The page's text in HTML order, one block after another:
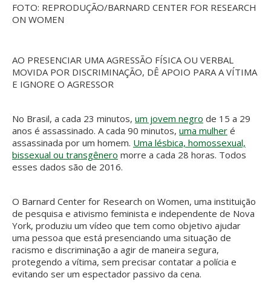
FOTO: REPRODUÇÃO/BARNARD CENTER FOR RESEARCH
ON WOMEN
AO PRESENCIAR UMA AGRESSÃO FÍSICA OU VERBAL
MOVIDA POR DISCRIMINAÇÃO, DÊ APOIO PARA A VÍTIMA
E IGNORE O AGRESSOR
No Brasil, a cada 23 minutos, um jovem negro de 15 a 29
anos é assassinado. A cada 90 minutos, uma mulher é
assassinada por um homem. Uma lésbica, homossexual,
bissexual ou transgênero morre a cada 28 horas. Todos
esses dados são de 2016.
O Barnard Center for Research on Women, uma instituição
de pesquisa e ativismo feminista e independente de Nova
York, produziu um vídeo que tem como objetivo ajudar
uma pessoa que está presenciando uma situação de
racismo e discriminação a agir de maneira segura,
protegendo a vítima, sem precisar contatar a polícia e
evitando ser um espectador passivo da cena.